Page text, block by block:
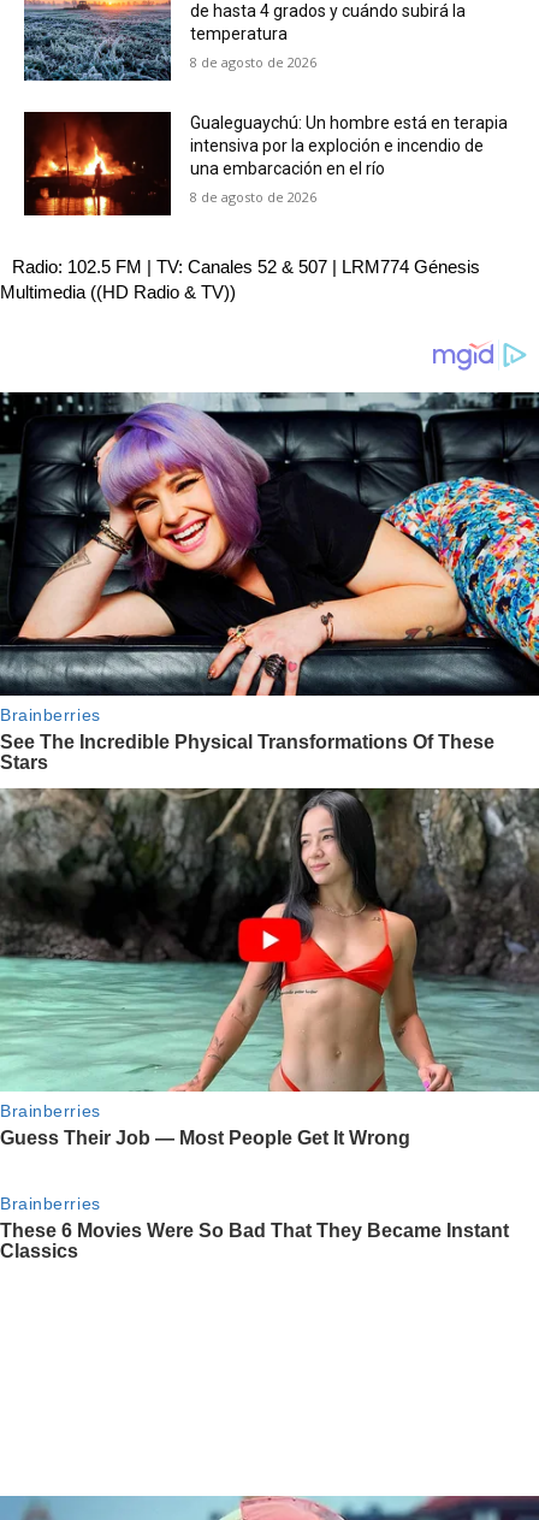
de hasta 4 grados y cuándo subirá la
temperatura
8 de agosto de 2026
Gualeguaychú: Un hombre está en terapia
intensiva por la exploción e incendio de
una embarcación en el río
8 de agosto de 2026
Radio: 102.5 FM | TV: Canales 52 & 507 | LRM774 Génesis
Multimedia ((HD Radio & TV))